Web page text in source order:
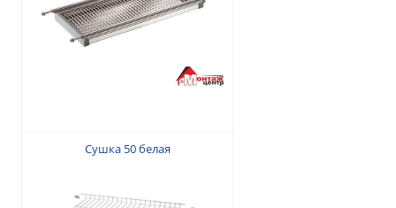
Сушка 50 белая